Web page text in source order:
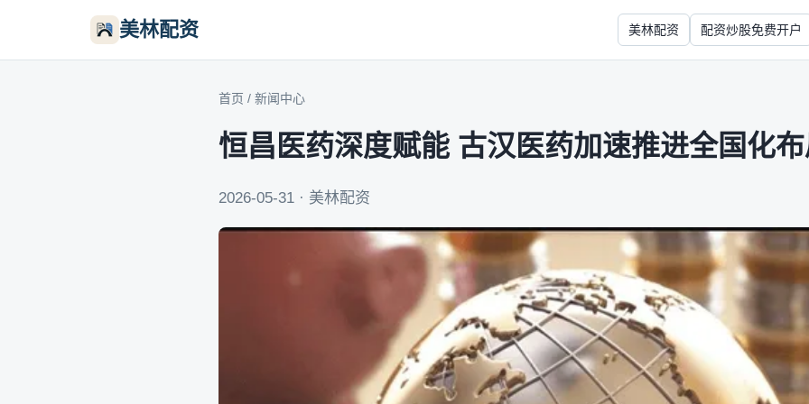
美林配资 美林配资 配资炒股免费开户
首页 / 新闻中心
恒昌医药深度赋能 古汉医药加速推进全国化
2026-05-31 · 美林配资